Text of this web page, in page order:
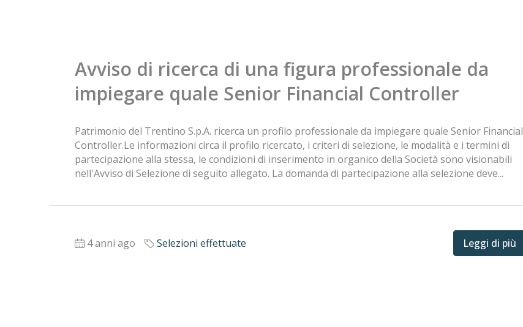
Avviso di ricerca di una figura professionale da
impiegare quale Senior Financial Controller
Patrimonio del Trentino S.p.A. ricerca un profilo professionale da impiegare quale Senior Financial
Controller.Le informazioni circa il profilo ricercato, i criteri di selezione, le modalità e i termini di
partecipazione alla stessa, le condizioni di inserimento in organico della Società sono visionabili
nell'Avviso di Selezione di seguito allegato. La domanda di partecipazione alla selezione deve...
4 anni ago Selezioni effettuate Leggi di più